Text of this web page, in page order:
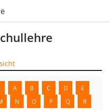
A B C D
E
N O P Q
R